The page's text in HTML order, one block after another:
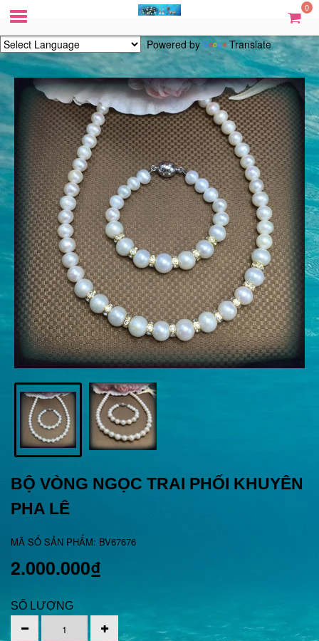
0
Powered by Translate
BỘ VÒNG NGỌC TRAI PHỐI KHUYÊN
PHA LÊ
MÃ SỐ SẢN PHẨM: BV67676
2.000.000₫
SỐ LƯỢNG